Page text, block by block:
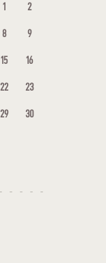
1 2
8 9
15 16
22 23
29 30